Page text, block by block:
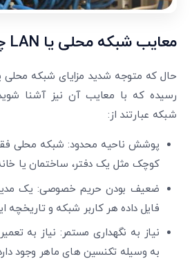
معایب شبکه محلی یا LAN
رسیده که با معایب آن نیز آشنا
شبکه عبارتند از:
پوشش ناحیه محدود: شبکه محلی
کوچک مثل یک دفتر، ساختمان یا
ضعیف بودن حریم خصوصی: یک
فایل داده هر کاربر شبکه و تاریخچه
نیاز به نگهداری مستمر: نیاز به
به وسیله تکنسین های ماهر وجود